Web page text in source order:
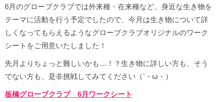
6月のグローブクラブでは外来種・在来種など、身近な生き物を
テーマに活動を行う予定でしたので、今月は生き物について詳
しくなってもらえるようなグローブクラブオリジナルのワーク
シートをご用意いたしました！
先月よりちょっと難しいかも…！？生き物に詳しい方も、そう
でない方も、是非挑戦してみてください（‵・ω・）
板橋グローブクラブ 6月ワークシート